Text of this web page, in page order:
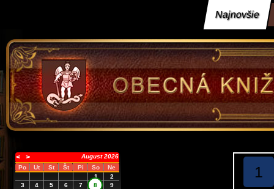
Najnovšie
< >
August 2026
Po
Ut St Št Pi So
Ne
1
2
3
4 5 6 7 8
9
1